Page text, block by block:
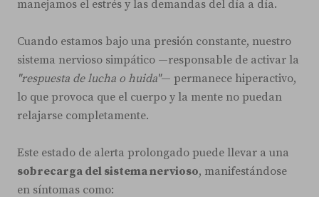
manejamos el estrés y las demandas del día a día.
Cuando estamos bajo una presión constante, nuestro
sistema nervioso simpático —responsable de activar la
"respuesta de lucha o huida"— permanece hiperactivo,
lo que provoca que el cuerpo y la mente no puedan
relajarse completamente.
Este estado de alerta prolongado puede llevar a una
sobrecarga del sistema nervioso, manifestándose
en síntomas como: